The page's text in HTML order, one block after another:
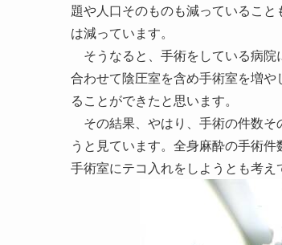
題や人口そのものも減っているこ
は減っています。
そうなると、手術をしている病院
合わせて陰圧室を含め手術室を増
ることができたと思います。
その結果、やはり、手術の件数そ
うと見ています。全身麻酔の手術
手術室にテコ入れをしようとも考え